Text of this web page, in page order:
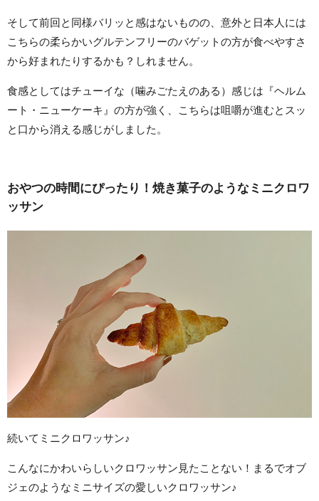
そして前回と同様バリッと感はないものの、意外と日本人には
こちらの柔らかいグルテンフリーのバゲットの方が食べやすさ
から好まれたりするかも？しれません。
食感としてはチューイな（噛みごたえのある）感じは『ヘルム
ート・ニューケーキ』の方が強く、こちらは咀嚼が進むとスッ
と口から消える感じがしました。
おやつの時間にぴったり！焼き菓子のようなミニクロワ
ッサン
続いてミニクロワッサン♪
こんなにかわいらしいクロワッサン見たことない！まるでオブ
ジェのようなミニサイズの愛しいクロワッサン♪